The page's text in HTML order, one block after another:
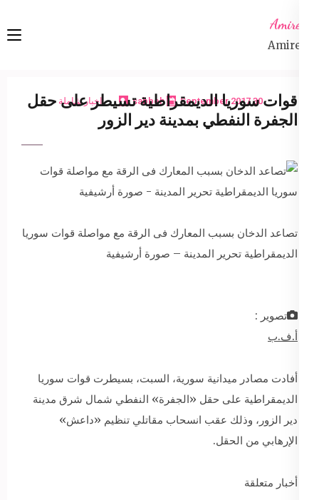
content
Enter)
Amireta
Amireta
30 September 2017
sabbeh اخبار شاملة
قوات سوريا الديمقراطية تسيطر على حقل
الجفرة النفطي بمدينة دير الزور
تصاعد الدخان بسبب المعارك فى الرقة مع مواصلة قوات سوريا
الديمقراطية تحرير المدينة – صورة أرشيفية
تصوير :
أ.ف.ب
أفادت مصادر ميدانية سورية، السبت، بسيطرت قوات سوريا
الديمقراطية على حقل «الجفرة» النفطي شمال شرق مدينة
دير الزور، وذلك عقب انسحاب مقاتلي تنظيم «داعش»
الإرهابي من الحقل.
أخبار متعلقة